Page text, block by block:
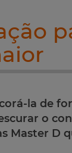
la de
o
Master D